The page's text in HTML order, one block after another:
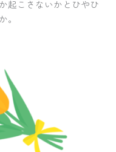
起こさないかとひやひ
。